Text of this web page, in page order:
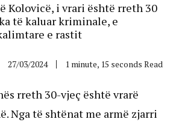
Kolovicë, i vrari është rreth 30
të kaluar kriminale, e
e rastit
27/03/2024 1 minute, 15 seconds Read
rreth 30-vjeç është vrarë
Nga të shtënat me armë zjarri